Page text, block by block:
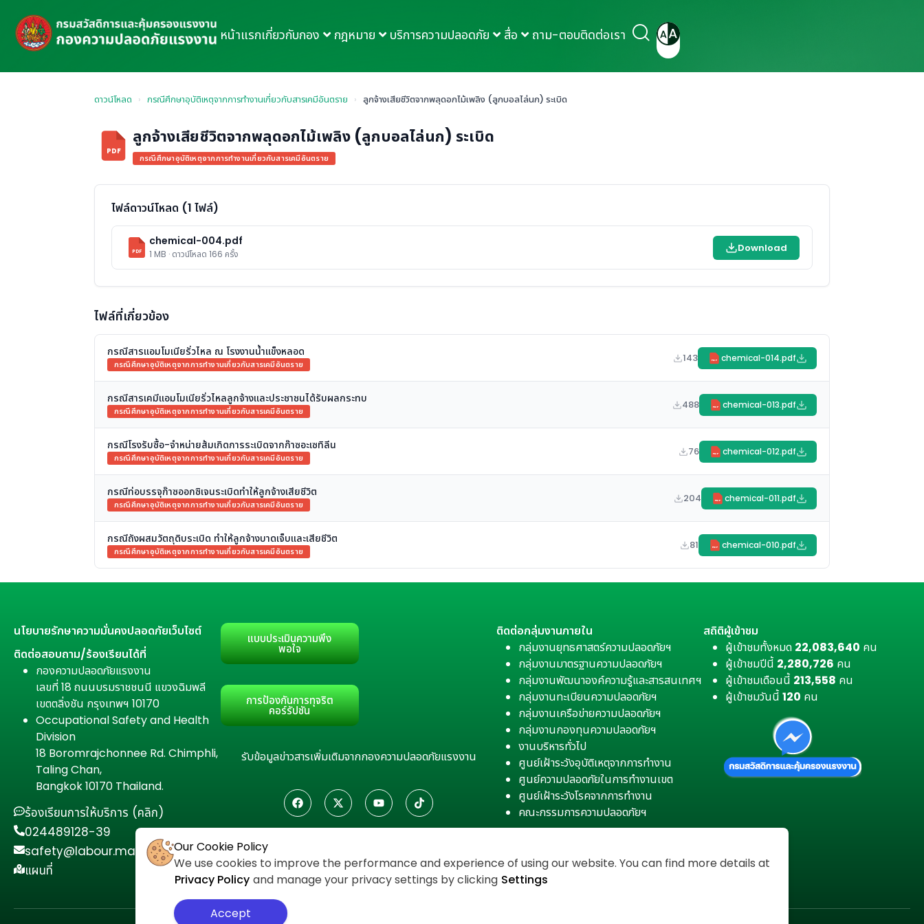
หน้าแรกเกี่ยวกับกอง กฎหมาย บริการความปลอดภัย สื่อ ถาม-ตอบติดต่อเรา
ดาวน์โหลด › กรณีศึกษาอุบัติเหตุจากการทำงานเกี่ยวกับสารเคมีอันตราย › ลูกจ้างเสียชีวิตจากพลุดอกไม้เพลิง (ลูกบอลไล่นก) ระเบิด
PDF
ลูกจ้างเสียชีวิตจากพลุดอกไม้เพลิง (ลูกบอลไล่นก) ระเบิด
กรณีศึกษาอุบัติเหตุจากการทำงานเกี่ยวกับสารเคมีอันตราย
ไฟล์ดาวน์โหลด (1 ไฟล์)
PDF
chemical-004.pdf
1 MB · ดาวน์โหลด 166 ครั้ง Download
ไฟล์ที่เกี่ยวข้อง
กรณีสารแอมโมเนียรั่วไหล ณ โรงงานน้ำแข็งหลอด
กรณีศึกษาอุบัติเหตุจากการทำงานเกี่ยวกับสารเคมีอันตราย 143 PDF chemical-014.pdf
กรณีสารเคมีแอมโมเนียรั่วไหลลูกจ้างและประชาชนได้รับผลกระทบ
กรณีศึกษาอุบัติเหตุจากการทำงานเกี่ยวกับสารเคมีอันตราย 488 PDF chemical-013.pdf
กรณีโรงรับซื้อ-จำหน่ายส้มเกิดการระเบิดจากก๊าซอะเซทิลีน
กรณีศึกษาอุบัติเหตุจากการทำงานเกี่ยวกับสารเคมีอันตราย 76 PDF chemical-012.pdf
กรณีท่อบรรจุก๊าซออกซิเจนระเบิดทำให้ลูกจ้างเสียชีวิต
กรณีศึกษาอุบัติเหตุจากการทำงานเกี่ยวกับสารเคมีอันตราย 204 PDF chemical-011.pdf
กรณีถังผสมวัตถุดิบระเบิด ทำให้ลูกจ้างบาดเจ็บและเสียชีวิต
กรณีศึกษาอุบัติเหตุจากการทำงานเกี่ยวกับสารเคมีอันตราย 81 PDF chemical-010.pdf
นโยบายรักษาความมั่นคงปลอดภัยเว็บไซต์
ติดต่อสอบถาม/ร้องเรียนได้ที่
กองความปลอดภัยแรงงาน
เลขที่ 18 ถนนบรมราชชนนี แขวงฉิมพลี
เขตตลิ่งชัน กรุงเทพฯ 10170
Occupational Safety and Health
Division
18 Boromrajchonnee Rd. Chimphli,
Taling Chan,
Bangkok 10170 Thailand.
ร้องเรียนการให้บริการ (คลิก)
024489128-39
safety@labour.mail.go.th
แผนที่
แบบประเมินความพึง
พอใจ
การป้องกันการทุจริต
คอร์รัปชัน
รับข้อมูลข่าวสารเพิ่มเติมจากกองความปลอดภัยแรงงาน
ติดต่อกลุ่มงานภายใน
กลุ่มงานยุทธศาสตร์ความปลอดภัยฯ
กลุ่มงานมาตรฐานความปลอดภัยฯ
กลุ่มงานพัฒนาองค์ความรู้และสารสนเทศฯ
กลุ่มงานทะเบียนความปลอดภัยฯ
กลุ่มงานเครือข่ายความปลอดภัยฯ
กลุ่มงานกองทุนความปลอดภัยฯ
งานบริหารทั่วไป
ศูนย์เฝ้าระวังอุบัติเหตุจากการทำงาน
ศูนย์ความปลอดภัยในการทำงานเขต
ศูนย์เฝ้าระวังโรคจากการทำงาน
คณะกรรมการความปลอดภัยฯ
สถิติผู้เข้าชม
ผู้เข้าชมทั้งหมด 22,083,640 คน
ผู้เข้าชมปีนี้ 2,280,726 คน
ผู้เข้าชมเดือนนี้ 213,558 คน
ผู้เข้าชมวันนี้120 คน
Our Cookie Policy
We use cookies to improve the performance and experience of using our website. You can find more details at
Privacy Policy and manage your privacy settings by clicking Settings
Accept